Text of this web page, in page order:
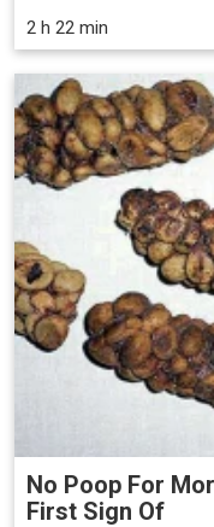
2 h 22 min
No Poop For
First Sign Of